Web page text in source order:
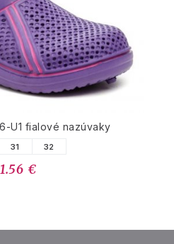
U1 fialové nazúvaky
31 32
€